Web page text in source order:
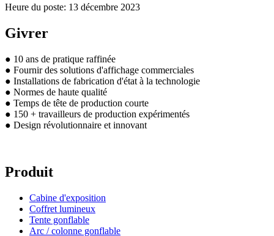
Heure du poste: 13 décembre 2023
Givrer
● 10 ans de pratique raffinée
● Fournir des solutions d'affichage commerciales
● Installations de fabrication d'état à la technologie
● Normes de haute qualité
● Temps de tête de production courte
● 150 + travailleurs de production expérimentés
● Design révolutionnaire et innovant
Produit
Cabine d'exposition
Coffret lumineux
Tente gonflable
Arc / colonne gonflable